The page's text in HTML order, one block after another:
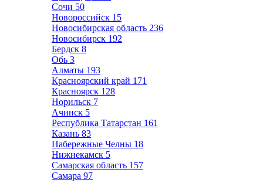
Сочи 50
Новороссийск 15
Новосибирская область 236
Новосибирск 192
Бердск 8
Обь 3
Алматы 193
Красноярский край 171
Красноярск 128
Норильск 7
Ачинск 5
Республика Татарстан 161
Казань 83
Набережные Челны 18
Нижнекамск 5
Самарская область 157
Самара 97